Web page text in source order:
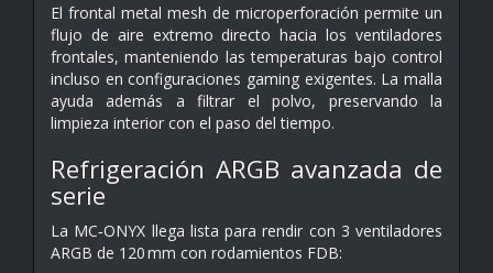
El frontal metal mesh de microperforación permite un
flujo de aire extremo directo hacia los ventiladores
frontales, manteniendo las temperaturas bajo control
incluso en configuraciones gaming exigentes. La malla
ayuda además a filtrar el polvo, preservando la
limpieza interior con el paso del tiempo.
Refrigeración ARGB avanzada de
serie
La MC‑ONYX llega lista para rendir con 3 ventiladores
ARGB de 120 mm con rodamientos FDB: